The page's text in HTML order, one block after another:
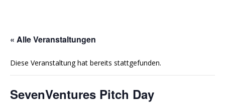
« Alle Veranstaltungen
Diese Veranstaltung hat bereits stattgefunden.
SevenVentures Pitch Day